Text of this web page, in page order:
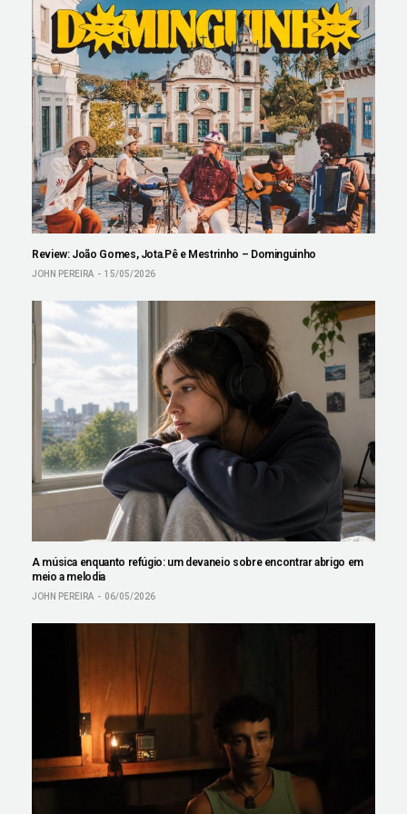
Review: João Gomes, Jota.Pê e Mestrinho – Dominguinho
JOHN PEREIRA 15/05/2026
A música enquanto refúgio: um devaneio sobre encontrar abrigo em
meio a melodia
JOHN PEREIRA 06/05/2026